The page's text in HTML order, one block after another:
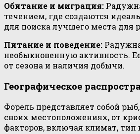
Обитание и миграция:
течением, где создаются
для поиска лучшего места для
Питание и поведение:
необыкновенную активность.
от сезона и наличия добычи.
Географическое
Форель представляет собой
своих местоположениях, от
факторов, включая климат,